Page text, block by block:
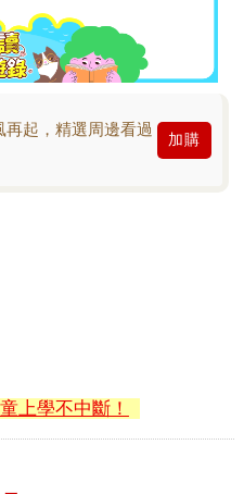
起，精選周邊看過
加購
上學不中斷！